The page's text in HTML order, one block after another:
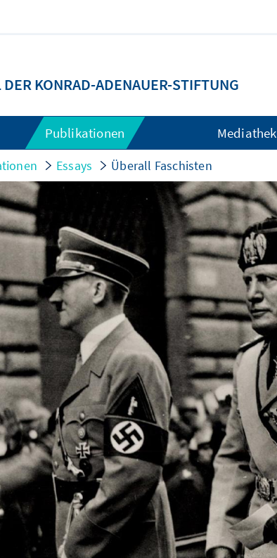
KONRAD-ADENAUER-STIFTUNG
Publikationen Mediathek
Essays Überall Faschisten